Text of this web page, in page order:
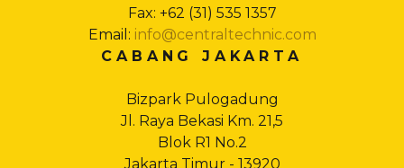
Fax: +62 (31) 535 1357
Email: info@centraltechnic.com
CABANG JAKARTA
Bizpark Pulogadung
Jl. Raya Bekasi Km. 21,5
Blok R1 No.2
Jakarta Timur - 13920